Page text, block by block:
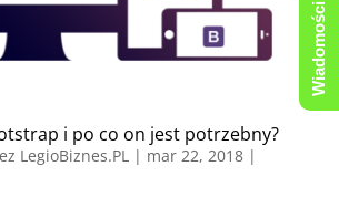
i po co on jest potrzebny?
LegioBiznes.PL| mar 22, 2018|
Wiadomości